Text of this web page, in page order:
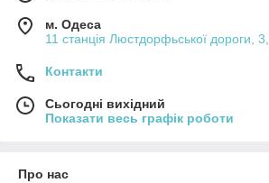
м. Одеса
11 станція Люстдорфьської дороги,
Контакти
Сьогодні вихідний
Показати весь графік роботи
Про нас